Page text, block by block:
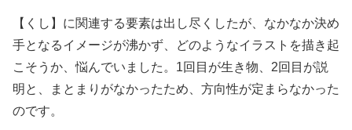
【くし】に関連する要素は出し尽くしたが、なかなか決め
手となるイメージが沸かず、どのようなイラストを描き起
こそうか、悩んでいました。1回目が生き物、2回目が説
明と、まとまりがなかったため、方向性が定まらなかった
のです。